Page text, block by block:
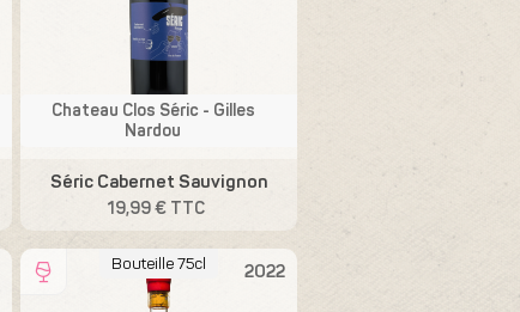
Chateau Clos Séric - Gilles
Nardou
Séric Cabernet Sauvignon
19,99 € TTC
2022
Bouteille 75cl